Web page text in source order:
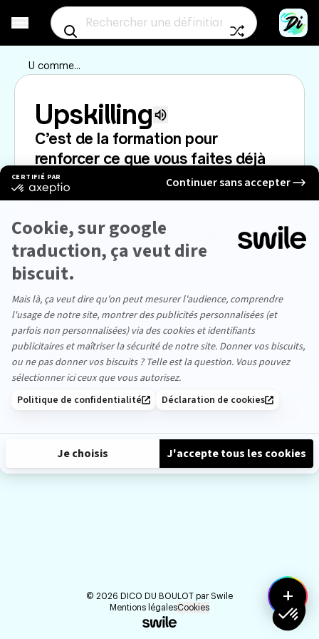
Aller à un mot
U comme...
Upskilling Écouter la prononciation
C’est de la formation pour
renforcer ce que vous faites déjà
super bien. Le café ça ne compte
pas.
“Je me suis upskillé, je suis imbattable sur
Excel.”
like
8
likes
© 2026 DICO DU BOULOT par Swile
Mentions légalesCookies
+